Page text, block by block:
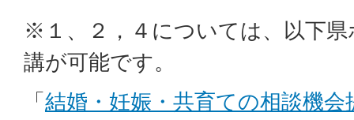
※１、２，４については、以下
講が可能です。
「 結婚・妊娠・共育ての相談機